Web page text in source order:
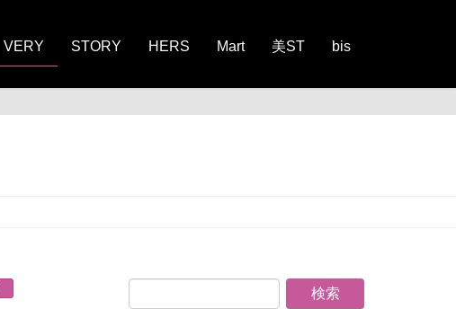
VERY STORY HERS Mart 美ST bis